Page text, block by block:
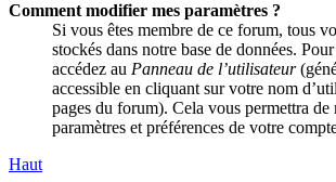
Comment modifier mes paramètres ?
Si vous êtes membre de ce forum, tous
stockés dans notre base de données.
accédez au Panneau de l’utilisateur
accessible en cliquant sur votre nom
pages du forum). Cela vous permettra
paramètres et préférences de votre
Haut